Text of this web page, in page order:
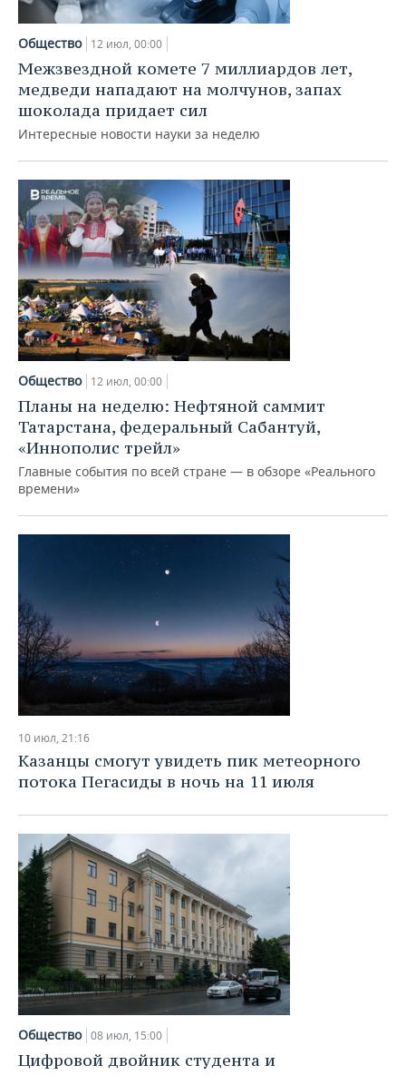
Общество 12 июл, 00:00
Межзвездной комете 7 миллиардов лет,
медведи нападают на молчунов, запах
шоколада придает сил
Интересные новости науки за неделю
Общество 12 июл, 00:00
Планы на неделю: Нефтяной саммит
Татарстана, федеральный Сабантуй,
«Иннополис трейл»
Главные события по всей стране — в обзоре «Реального
времени»
10 июл, 21:16
Казанцы смогут увидеть пик метеорного
потока Пегасиды в ночь на 11 июля
Общество 08 июл, 15:00
Цифровой двойник студента и